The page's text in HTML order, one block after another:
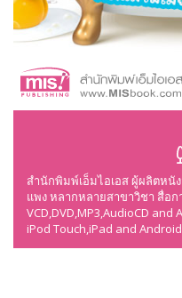
สำนักพิมพ์เอ็มไอเอส ผู้ผลิตห
แพง หลากหลายสาขาวิชา สื่อ
VCD,DVD,MP3,AudioCD
iPod Touch,iPad and